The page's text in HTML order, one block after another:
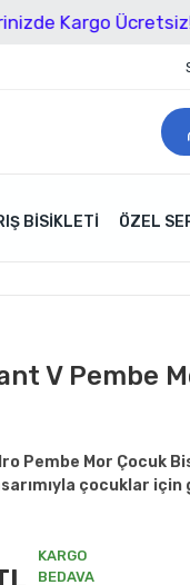
Ücretsiz!
BISIKLETI ÖZEL
V Pembe
Pembe Mor Çocuk
çocuklar için
KARGO
BEDAVA